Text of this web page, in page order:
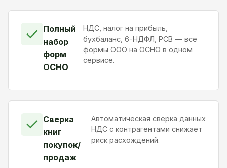
✓ Полный
набор
форм
ОСНО
НДС, налог на прибыль,
бухбаланс, 6-НДФЛ, РСВ — все
формы ООО на ОСНО в одном
сервисе.
✓ Сверка
книг
покупок/
продаж
Автоматическая сверка данных
НДС с контрагентами снижает
риск расхождений.